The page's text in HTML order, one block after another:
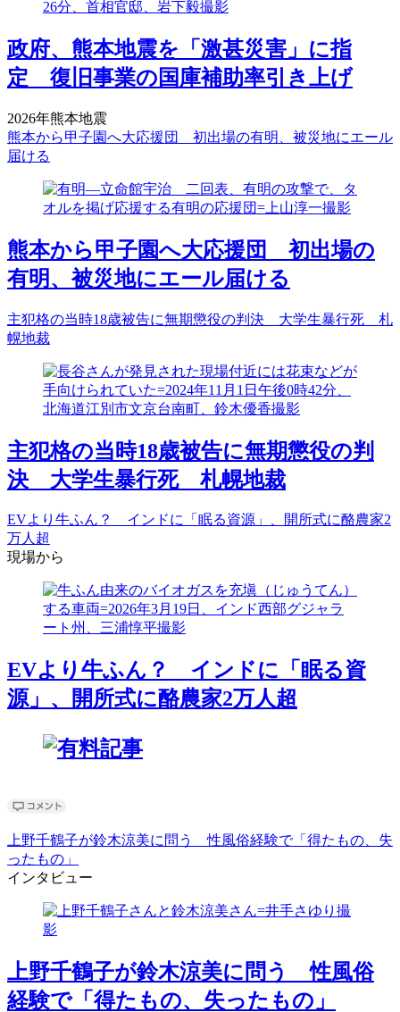
政府、熊本地震を「激甚災害」に指
定 復旧事業の国庫補助率引き上げ
2026年熊本地震
熊本から甲子園へ大応援団 初出場の有明、被災地にエール
届ける
熊本から甲子園へ大応援団 初出場の
有明、被災地にエール届ける
主犯格の当時18歳被告に無期懲役の判決 大学生暴行死 札
幌地裁
主犯格の当時18歳被告に無期懲役の判
決 大学生暴行死 札幌地裁
EVより牛ふん？ インドに「眠る資源」、開所式に酪農家2
万人超
現場から
EVより牛ふん？ インドに「眠る資
源」、開所式に酪農家2万人超
上野千鶴子が鈴木涼美に問う 性風俗経験で「得たもの、失
ったもの」
インタビュー
上野千鶴子が鈴木涼美に問う 性風俗
経験で「得たもの、失ったもの」